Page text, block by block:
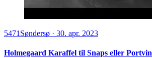
5471 Søndersø · 30. apr. 2023
Holmegaard Karaffel til Snaps eller Portvin